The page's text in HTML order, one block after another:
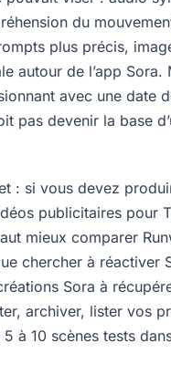
du
plus précis,
autour de l’app Sora.
avec une date
pas devenir la base
: si vous devez
publicitaires pour
mieux comparer
chercher à réactiver
Sora à
archiver, lister vos
à 10 scènes tests